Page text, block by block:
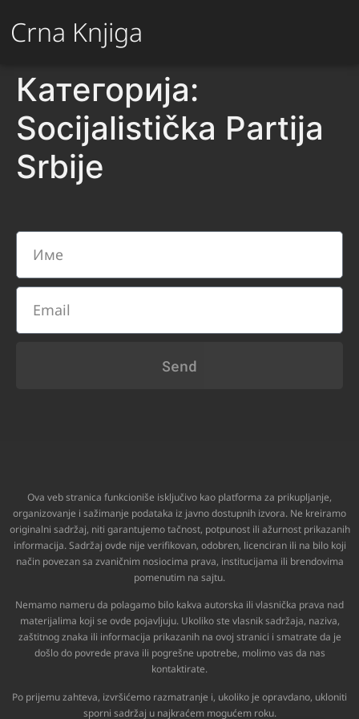
Crna Knjiga
Категорија:
Socijalistička Partija
Srbije
Send
Ova veb stranica funkcioniše isključivo kao platforma za prikupljanje,
organizovanje i sažimanje podataka iz javno dostupnih izvora. Ne kreiramo
originalni sadržaj, niti garantujemo tačnost, potpunost ili ažurnost prikazanih
informacija. Sadržaj ovde nije verifikovan, odobren, licenciran ili na bilo koji
način povezan sa zvaničnim nosiocima prava, institucijama ili brendovima
pomenutim na sajtu.
Nemamo nameru da polagamo bilo kakva autorska ili vlasnička prava nad
materijalima koji se ovde pojavljuju. Ukoliko ste vlasnik sadržaja, naziva,
zaštitnog znaka ili informacija prikazanih na ovoj stranici i smatrate da je
došlo do povrede prava ili pogrešne upotrebe, molimo vas da nas
kontaktirate.
Po prijemu zahteva, izvršićemo razmatranje i, ukoliko je opravdano, ukloniti
sporni sadržaj u najkraćem mogućem roku.